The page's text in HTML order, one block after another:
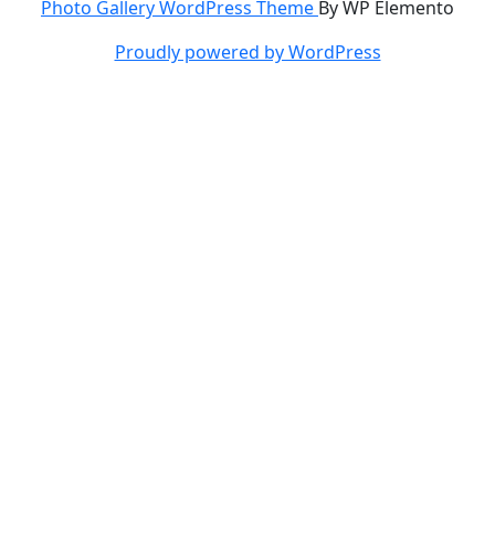
Photo Gallery WordPress Theme By WP Elemento
Proudly powered by WordPress